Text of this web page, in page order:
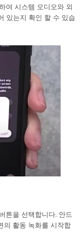
여 시스템 오디오와 외
있는지 확인 할 수 있습
튼을 선택합니다. 안드
의 활동 녹화를 시작합